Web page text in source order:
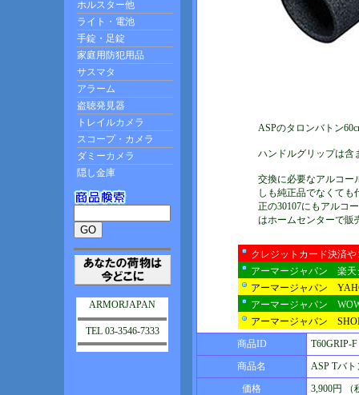
ARMORJAPAN
TEL 03-3546-7333
ASPのタロンバトン
ハンドルグリップは含
交換に必要なアルコー
しも純正品でなくても
正の30107にもアルコ
はホームセンターで販
クレジットカード決済
アーマージャパン 楽天
アーマージャパン
アーマージャパン
アーマージャパン
商品ID
T60GRIP-F
商品名
ASP Tバ
価格
3,900円 （